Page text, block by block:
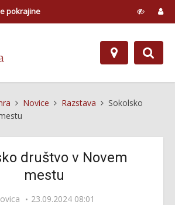
pokrajine
Novice Razstava
Sokolsko
društvo v Novem
mestu
23.09.2024 08:01